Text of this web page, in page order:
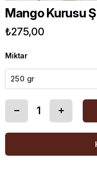
Mango Kurusu
₺275,00
Miktar